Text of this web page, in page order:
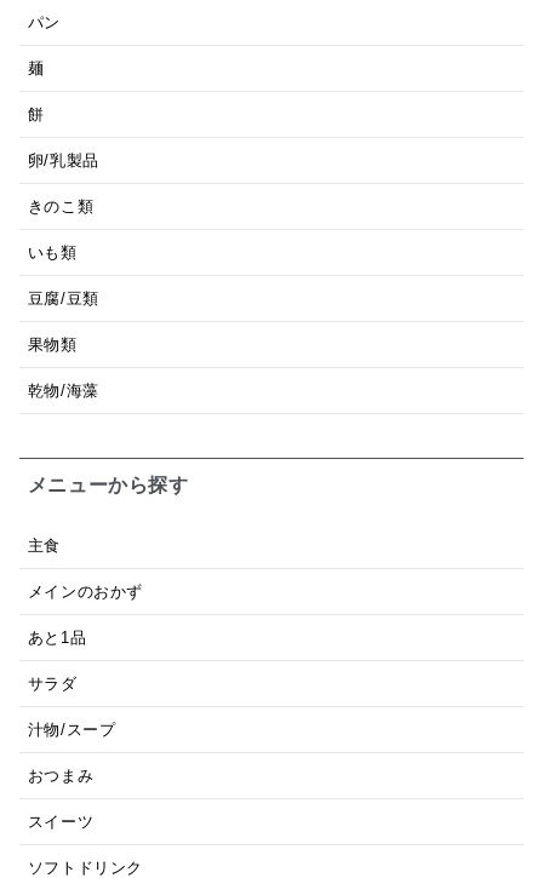
パン
麺
餅
卵/乳製品
きのこ類
いも類
豆腐/豆類
果物類
乾物/海藻
メニューから探す
主食
メインのおかず
あと1品
サラダ
汁物/スープ
おつまみ
スイーツ
ソフトドリンク